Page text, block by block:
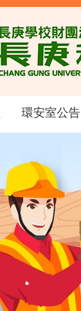
環安室公告